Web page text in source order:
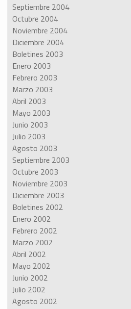
Septiembre 2004
Octubre 2004
Noviembre 2004
Diciembre 2004
Boletines 2003
Enero 2003
Febrero 2003
Marzo 2003
Abril 2003
Mayo 2003
Junio 2003
Julio 2003
Agosto 2003
Septiembre 2003
Octubre 2003
Noviembre 2003
Diciembre 2003
Boletines 2002
Enero 2002
Febrero 2002
Marzo 2002
Abril 2002
Mayo 2002
Junio 2002
Julio 2002
Agosto 2002